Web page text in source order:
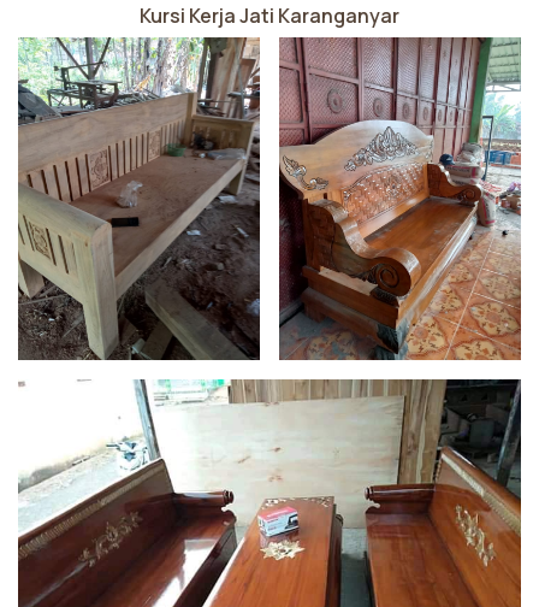
Kursi Kerja Jati Karanganyar